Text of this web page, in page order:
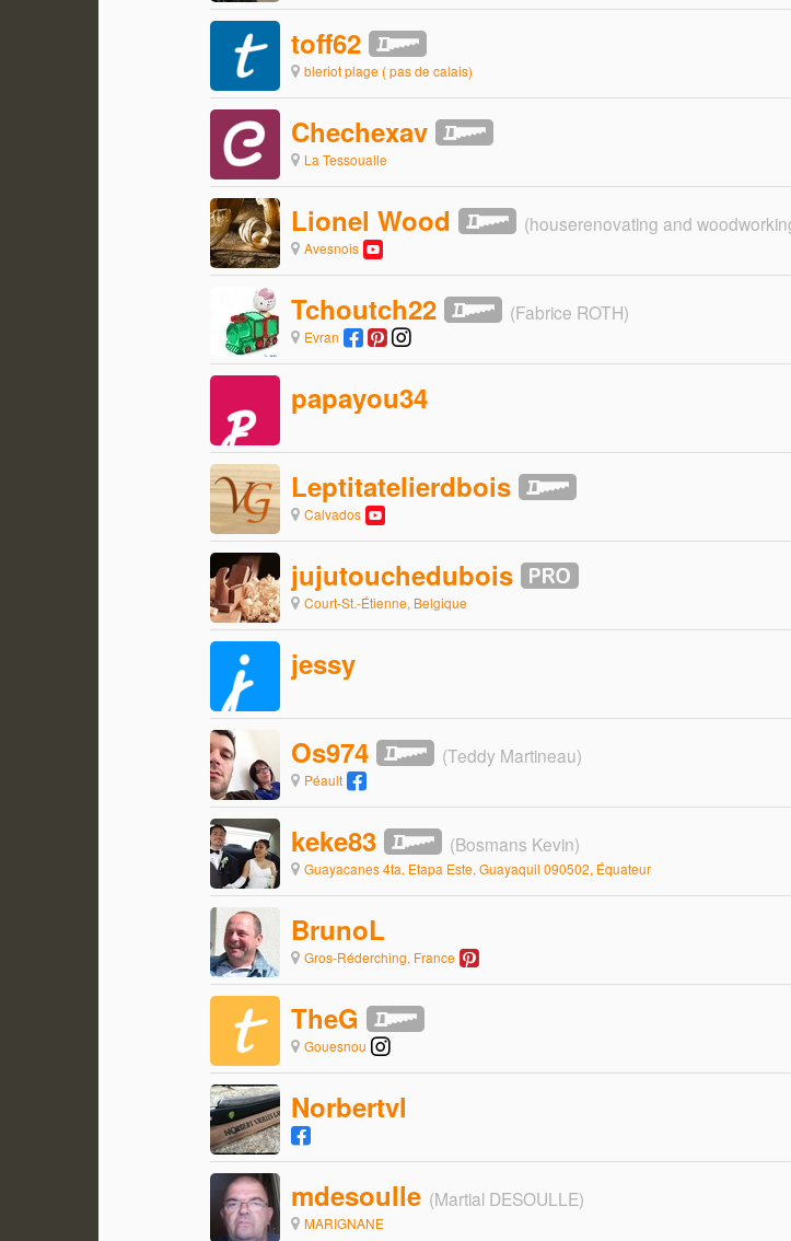
toff62
bleriot plage ( pas de calais)
Chechexav
La Tessoualle
Lionel Wood (houserenovating and
Avesnois
Tchoutch22 (Fabrice ROTH)
Evran
papayou34
Leptitatelierdbois
Calvados
jujutouchedubois
Court-St.-Étienne, Belgique
jessy
Os974 (Teddy Martineau)
Péault
keke83 (Bosmans Kevin)
Guayacanes 4ta. Etapa Este, Guayaquil 090502, Équateur
BrunoL
Gros-Réderching, France
TheG
Gouesnou
Norbertvl
mdesoulle (Martial DESOULLE)
MARIGNANE